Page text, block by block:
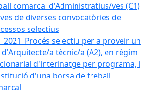
comarcal d'Administratius/ves (C1)
de diverses convocatòries de
selectius
selectiu per a proveir un
d'Arquitecte/a tècnic/a (A2), en règim
d'interinatge per programa, i
d'una borsa de treball